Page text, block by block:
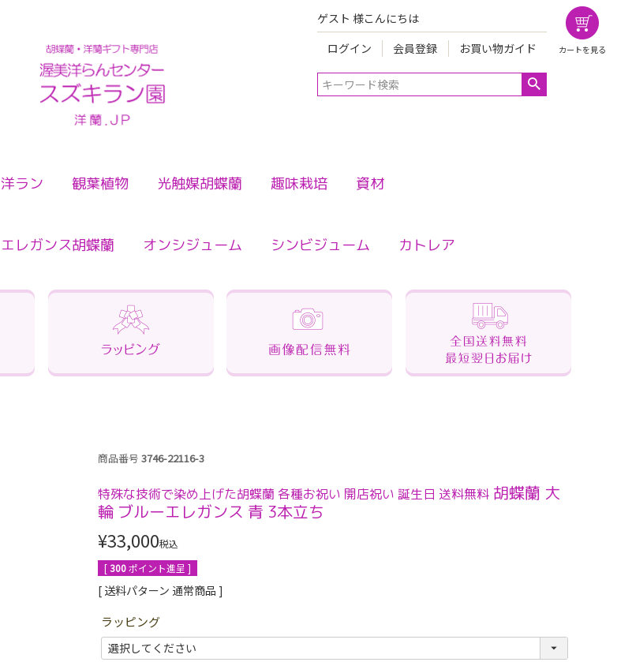
ゲスト 様こんにちは
ログイン
会員登録 お買い物ガイド カートを見る
検索
洋ラン 観葉植物 光触媒胡蝶蘭 趣味栽培 資材
エレガンス胡蝶蘭 オンシジューム シンビジューム カトレア
商品番号 3746-22116-3
特殊な技術で染め上げた胡蝶蘭 各種お祝い 開店祝い 誕生日 送料無料 胡蝶蘭 大
輪 ブルーエレガンス 青 3本立ち
¥33,000税込
[300ポイント進呈 ]
送料パターン 通常商品
ラッピング